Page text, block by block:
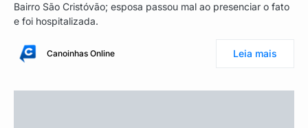
Bairro São Cristóvão; esposa passou mal ao presenciar o fato
e foi hospitalizada.
Canoinhas Online Leia mais